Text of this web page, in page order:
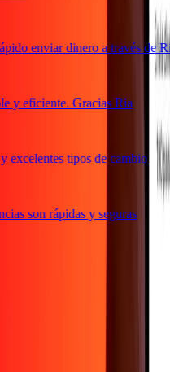
enviar dinero a través de Ria
y eficiente. Gracias Ria
tipos de cambio
son rápidas y seguras